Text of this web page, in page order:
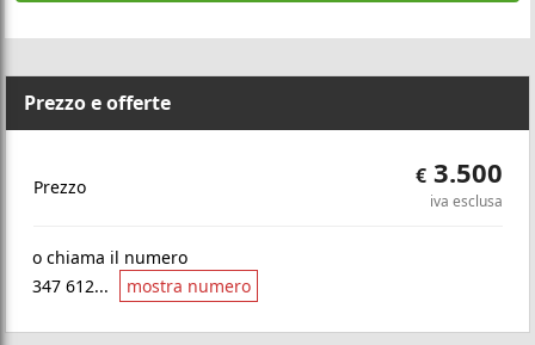
Prezzo e offerte
Prezzo €3.500
iva esclusa
o chiama il numero
347 612...
mostra numero